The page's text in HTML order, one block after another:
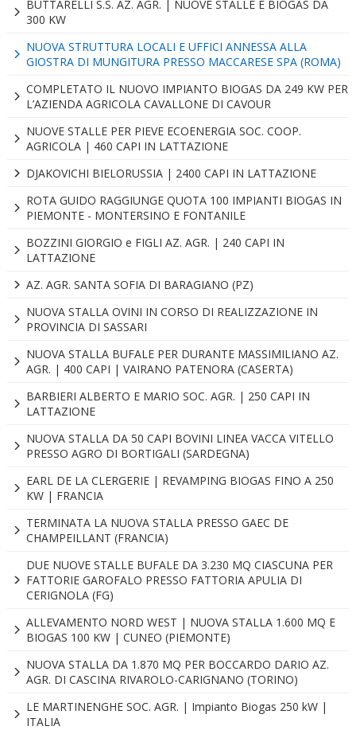
BUTTARELLI S.S. AZ. AGR. | NUOVE STALLE E BIOGAS DA
300 KW
NUOVA STRUTTURA LOCALI E UFFICI ANNESSA ALLA
GIOSTRA DI MUNGITURA PRESSO MACCARESE SPA (ROMA)
COMPLETATO IL NUOVO IMPIANTO BIOGAS DA 249 KW PER
L’AZIENDA AGRICOLA CAVALLONE DI CAVOUR
NUOVE STALLE PER PIEVE ECOENERGIA SOC. COOP.
AGRICOLA | 460 CAPI IN LATTAZIONE
DJAKOVICHI BIELORUSSIA | 2400 CAPI IN LATTAZIONE
ROTA GUIDO RAGGIUNGE QUOTA 100 IMPIANTI BIOGAS IN
PIEMONTE - MONTERSINO E FONTANILE
BOZZINI GIORGIO e FIGLI AZ. AGR. | 240 CAPI IN
LATTAZIONE
AZ. AGR. SANTA SOFIA DI BARAGIANO (PZ)
NUOVA STALLA OVINI IN CORSO DI REALIZZAZIONE IN
PROVINCIA DI SASSARI
NUOVA STALLA BUFALE PER DURANTE MASSIMILIANO AZ.
AGR. | 400 CAPI | VAIRANO PATENORA (CASERTA)
BARBIERI ALBERTO E MARIO SOC. AGR. | 250 CAPI IN
LATTAZIONE
NUOVA STALLA DA 50 CAPI BOVINI LINEA VACCA VITELLO
PRESSO AGRO DI BORTIGALI (SARDEGNA)
EARL DE LA CLERGERIE | REVAMPING BIOGAS FINO A 250
KW | FRANCIA
TERMINATA LA NUOVA STALLA PRESSO GAEC DE
CHAMPEILLANT (FRANCIA)
DUE NUOVE STALLE BUFALE DA 3.230 MQ CIASCUNA PER
FATTORIE GAROFALO PRESSO FATTORIA APULIA DI
CERIGNOLA (FG)
ALLEVAMENTO NORD WEST | NUOVA STALLA 1.600 MQ E
BIOGAS 100 KW | CUNEO (PIEMONTE)
NUOVA STALLA DA 1.870 MQ PER BOCCARDO DARIO AZ.
AGR. DI CASCINA RIVAROLO-CARIGNANO (TORINO)
LE MARTINENGHE SOC. AGR. | Impianto Biogas 250 kW |
ITALIA